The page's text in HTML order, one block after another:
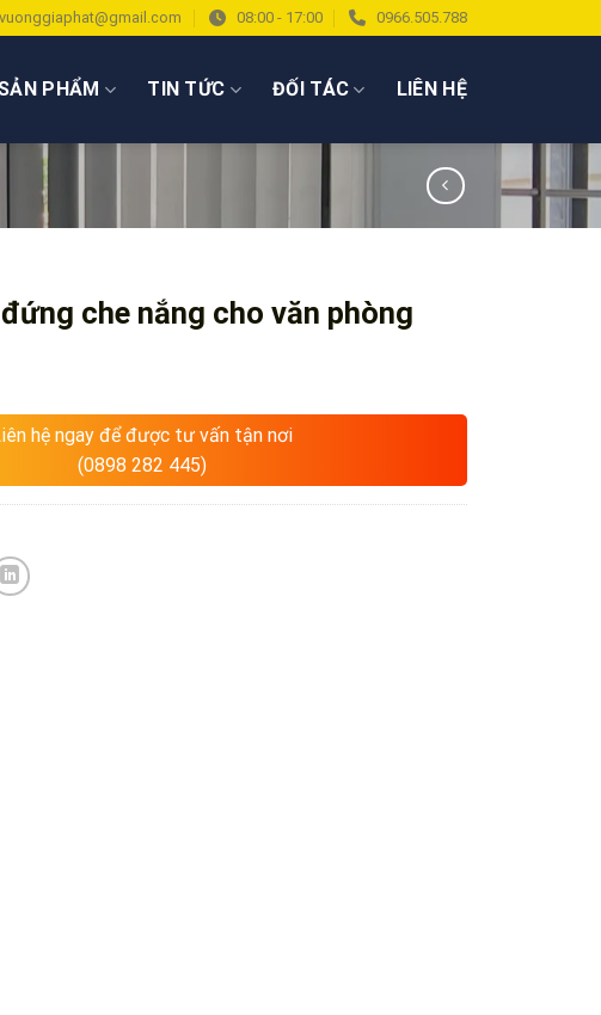
08:00 - 17:00 0966.505.788
PHẨM TIN TỨC ĐỐI TÁC LIÊN HỆ
che nắng cho văn phòng
hệ ngay để được tư vấn tận nơi
(0898 282 445)